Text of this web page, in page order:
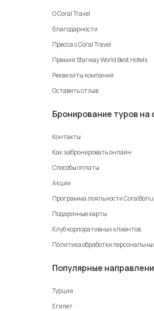
О Coral Travel
Благодарности
Пресса о Coral Travel
Премия Starway World Best Hotels
Реквизиты компаний
Оставить отзыв
Бронирование туров на
Контакты
Как забронировать онлайн
Способы оплаты
Акции
Программа лояльности
Подарочные карты
Клуб корпоративных клиентов
Политика обработки
Популярные
Турция
Египет